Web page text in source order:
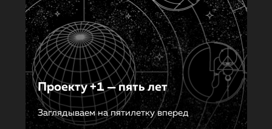
Проекту +1 — пять лет
Заглядываем на пятилетку вперед